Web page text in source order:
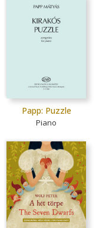
Papp: Puzzle
Piano